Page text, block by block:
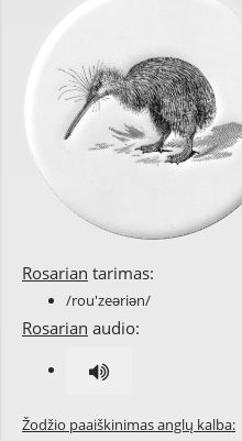
Rosarian tarimas:
/rou'zeəriən/
Rosarian audio:
Žodžio paaiškinimas anglų kalba: